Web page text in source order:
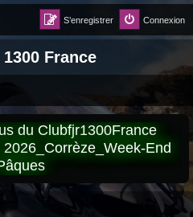
Connexion
S’enregistrer
France
du Clubfjr1300France
2026_Corrèze_Week-End